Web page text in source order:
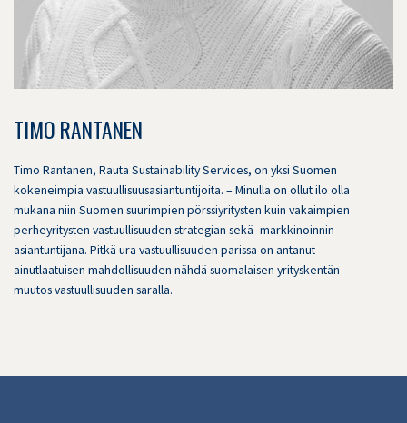
TIMO RANTANEN
Timo Rantanen, Rauta Sustainability Services, on yksi Suomen
kokeneimpia vastuullisuusasiantuntijoita. – Minulla on ollut ilo olla
mukana niin Suomen suurimpien pörssiyritysten kuin vakaimpien
perheyritysten vastuullisuuden strategian sekä -markkinoinnin
asiantuntijana. Pitkä ura vastuullisuuden parissa on antanut
ainutlaatuisen mahdollisuuden nähdä suomalaisen yrityskentän
muutos vastuullisuuden saralla.